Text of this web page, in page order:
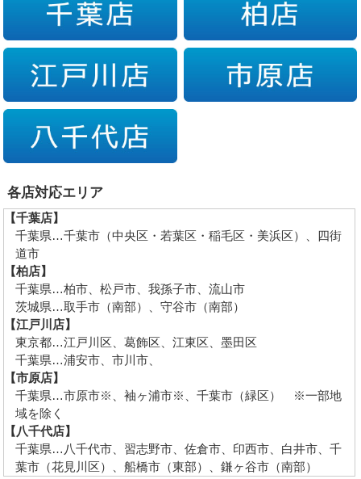
各店対応エリア
【千葉店】
千葉県…千葉市（中央区・若葉区・稲毛区・美浜区）、四街
道市
【柏店】
千葉県…柏市、松戸市、我孫子市、流山市
茨城県…取手市（南部）、守谷市（南部）
【江戸川店】
東京都…江戸川区、葛飾区、江東区、墨田区
千葉県…浦安市、市川市、
【市原店】
千葉県…市原市※、袖ヶ浦市※、千葉市（緑区） ※一部地
域を除く
【八千代店】
千葉県…八千代市、習志野市、佐倉市、印西市、白井市、千
葉市（花見川区）、船橋市（東部）、鎌ヶ谷市（南部）